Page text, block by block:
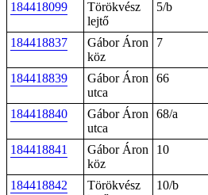
184418099
Törökvész
lejtő
5/b
184418837
Gábor Áron
köz
7
184418839
Gábor Áron
utca
66
184418840
Gábor Áron
utca
68/a
184418841
Gábor Áron
köz
10
184418842
Törökvész
10/b